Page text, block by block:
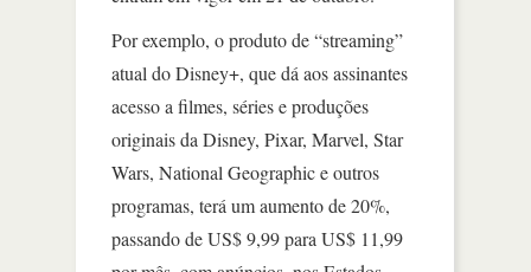
Por exemplo, o produto de “streaming”
atual do Disney+, que dá aos assinantes
acesso a filmes, séries e produções
originais da Disney, Pixar, Marvel, Star
Wars, National Geographic e outros
programas, terá um aumento de 20%,
passando de US$ 9,99 para US$ 11,99